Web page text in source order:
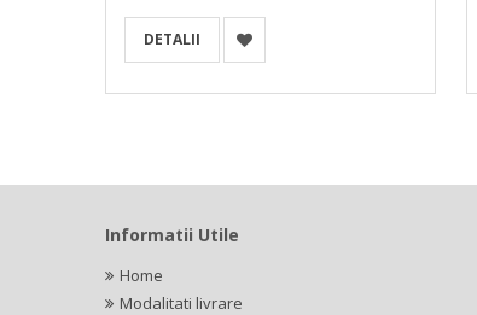
DETALII
Informatii Utile
Home
Modalitati livrare